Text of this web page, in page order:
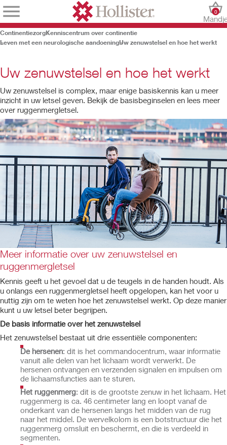
0
ContinentiezorgKenniscentrum over continentie
Leven met een neurologische aandoeningUw zenuwstelsel en hoe het werkt
Uw zenuwstelsel en hoe het werkt
Uw zenuwstelsel is complex, maar enige basiskennis kan u meer
inzicht in uw letsel geven. Bekijk de basisbeginselen en lees meer
over ruggenmergletsel.
Meer informatie over uw zenuwstelsel en
ruggenmergletsel
Kennis geeft u het gevoel dat u de teugels in de handen houdt. Als
u onlangs een ruggenmergletsel heeft opgelopen, kan het voor u
nuttig zijn om te weten hoe het zenuwstelsel werkt. Op deze manier
kunt u uw letsel beter begrijpen.
De basis informatie over het zenuwstelsel
Het zenuwstelsel bestaat uit drie essentiële componenten:
De hersenen: dit is het commandocentrum, waar informatie
vanuit alle delen van het lichaam wordt verwerkt. De
hersenen ontvangen en verzenden signalen en impulsen om
de lichaamsfuncties aan te sturen.
Het ruggenmerg: dit is de grootste zenuw in het lichaam. Het
ruggenmerg is ca. 46 centimeter lang en loopt vanaf de
onderkant van de hersenen langs het midden van de rug
naar het middel. De wervelkolom is een botstructuur die het
ruggenmerg omsluit en beschermt, en die is verdeeld in
segmenten.